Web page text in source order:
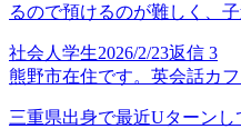
るので預けるのが難しく、
社会人学生2026/2/23返信 3
熊野市在住です。英会話カ
三重県出身で最近Uターン